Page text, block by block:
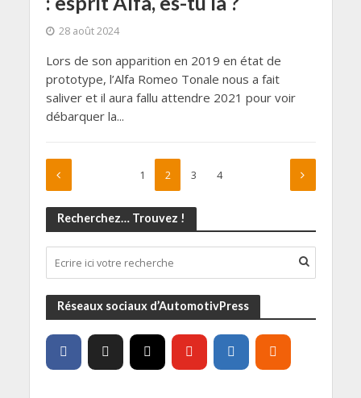
28 août 2024
Lors de son apparition en 2019 en état de
prototype, l’Alfa Romeo Tonale nous a fait
saliver et il aura fallu attendre 2021 pour voir
débarquer la...
1 2 3 4
Recherchez… Trouvez !
Réseaux sociaux d’AutomotivPress